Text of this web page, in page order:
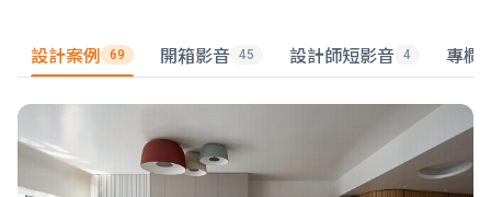
設計案例 69 開箱影音 45 設計師短影音 4 專欄